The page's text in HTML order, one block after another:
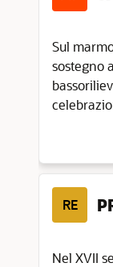
Sul
sostegno
RE
Nel XVII